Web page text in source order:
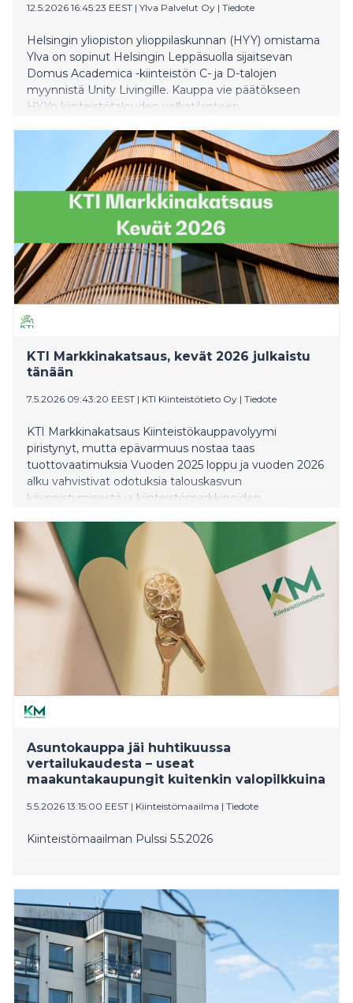
12.5.2026 16:45:23 EEST | Ylva Palvelut Oy | Tiedote
Helsingin yliopiston ylioppilaskunnan (HYY) omistama
Ylva on sopinut Helsingin Leppäsuolla sijaitsevan
Domus Academica -kiinteistön C- ja D-talojen
myynnistä Unity Livingille. Kauppa vie päätökseen
HYYn kiinteistötalouden velkatilanteen
hetkellä pääasiassa vuokrattavia opiskelija-asuntoja, ja
ostajan tarkoituksena on säilyttää talot opiskelija-
asuntokäytössä myös jatkossa.
KTI Markkinakatsaus, kevät 2026 julkaistu
tänään
7.5.2026 09:43:20 EEST | KTI Kiinteistötieto Oy | Tiedote
KTI Markkinakatsaus Kiinteistökauppavolyymi
piristynyt, mutta epävarmuus nostaa taas
tuottovaatimuksia Vuoden 2025 loppu ja vuoden 2026
alku vahvistivat odotuksia talouskasvun
käynnistymisestä ja kiinteistömarkkinoiden
epävarmuus on kuitenkin jälleen kasvanut
geopoliittisten jännitteiden myötä.
Asuntovuokramarkkinoilla näkyy varovaisia positiivisia
merkkejä, mutta edellytyksiä vapaarahoitteisten
vuokra-asuntojen uudistuotannolle ei edelleenkään ole
näköpiirissä. Toimistovuokramarkkinoidenkin
tunnusluvuissa näkyy pitkästä aikaa pieniä
valonpilkahduksia.
Asuntokauppa jäi huhtikuussa
vertailukaudesta – useat
maakuntakaupungit kuitenkin valopilkkuina
5.5.2026 13:15:00 EEST | Kiinteistömaailma | Tiedote
Kiinteistömaailman Pulssi 5.5.2026